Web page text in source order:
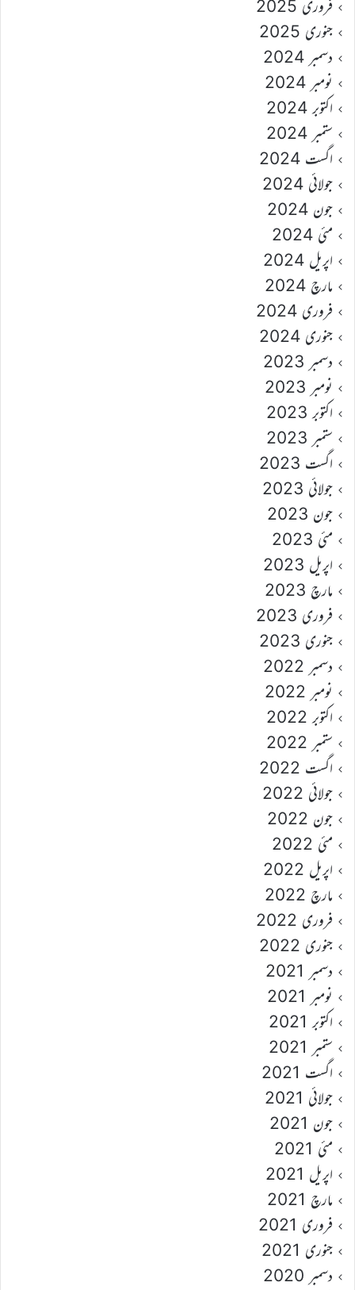
فروری 2025
جنوری 2025
دسمبر 2024
نومبر 2024
اکتوبر 2024
ستمبر 2024
اگست 2024
جولائی 2024
جون 2024
مئی 2024
اپریل 2024
مارچ 2024
فروری 2024
جنوری 2024
دسمبر 2023
نومبر 2023
اکتوبر 2023
ستمبر 2023
اگست 2023
جولائی 2023
جون 2023
مئی 2023
اپریل 2023
مارچ 2023
فروری 2023
جنوری 2023
دسمبر 2022
نومبر 2022
اکتوبر 2022
ستمبر 2022
اگست 2022
جولائی 2022
جون 2022
مئی 2022
اپریل 2022
مارچ 2022
فروری 2022
جنوری 2022
دسمبر 2021
نومبر 2021
اکتوبر 2021
ستمبر 2021
اگست 2021
جولائی 2021
جون 2021
مئی 2021
اپریل 2021
مارچ 2021
فروری 2021
جنوری 2021
دسمبر 2020